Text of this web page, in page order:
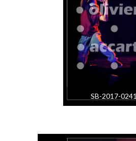
SB-2017-0241